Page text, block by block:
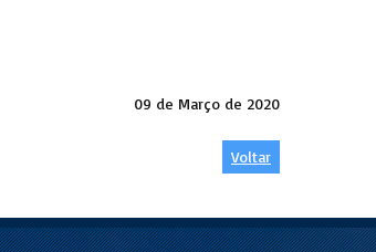
09 de Março de 2020
Voltar